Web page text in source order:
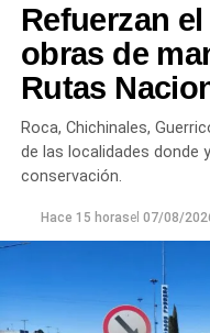
turbiedad cercanos a
Chichinales rondan
plantas continúan
permanente.
Los equipos técnicos
un seguimiento
con las condiciones
Refuerzan
obras de
Rutas
Roca, Chichinales,
de las localidades donde
conservación.
Hace 15 horasel 07/08/